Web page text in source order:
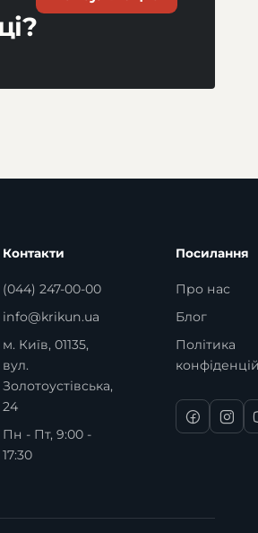
Контакти
(044) 247-00-00
info@krikun.ua
м. Київ, 01135,
вул.
Золотоустівська,
24
Пн - Пт, 9:00 -
17:30
Посилання
Про нас
Блог
Політика